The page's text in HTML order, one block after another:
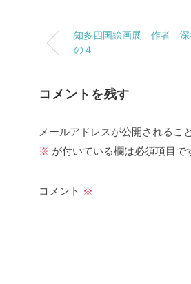
知多四国絵画展 作者
の４
コメントを残す
メールアドレスが公開されるこ
※ が付いている欄は必須項目で
コメント ※